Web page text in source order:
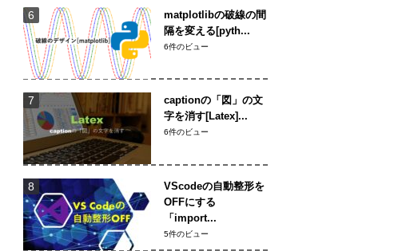
matplotlibの破線の間
隔を変える[pyth...
6件のビュー
captionの「図」の文
字を消す[Latex]...
6件のビュー
VScodeの自動整形を
OFFにする
「import...
5件のビュー